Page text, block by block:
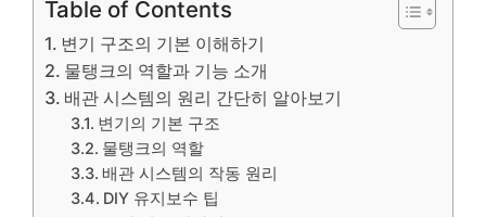
Table of Contents
변기 구조의 기본 이해하기
물탱크의 역할과 기능 소개
배관 시스템의 원리 간단히 알아보기
변기의 기본 구조
물탱크의 역할
배관 시스템의 작동 원리
DIY 유지보수 팁